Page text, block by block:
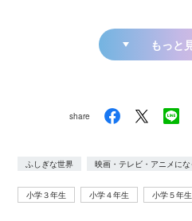
もっと
share
ふしぎな世界 映画・テレビ・アニメに
小学３年生 小学４年生 小学５年生